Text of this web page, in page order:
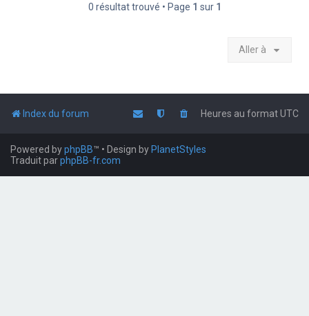
0 résultat trouvé • Page 1 sur 1
Aller à
Index du forum Heures au formatUTC
Powered byphpBB™ • Design by PlanetStyles
Traduit parphpBB-fr.com